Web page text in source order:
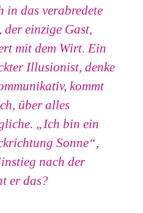
in das verabredete
der einzige Gast,
mit dem Wirt. Ein
Illusionist, denke
kommt
über alles
„Ich bin ein
Sonne“,
nach der
er das?